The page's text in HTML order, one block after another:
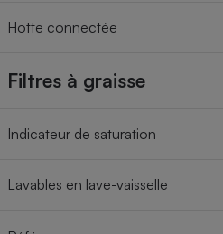
Hotte connectée
Filtres à graisse
Indicateur de saturation
Lavables en lave-vaisselle